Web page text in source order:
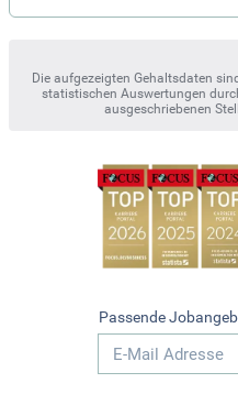
Die aufgezeigten Gehaltsdaten
statistischen Auswertungen
ausgeschriebenen
Passende